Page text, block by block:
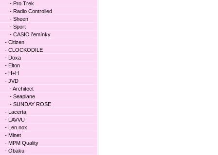
- Pro Trek
- Radio Controlled
- Sheen
- Sport
- CASIO řemínky
- Citizen
- CLOCKODILE
- Doxa
- Elton
- H+H
- JVD
- Architect
- Seaplane
- SUNDAY ROSE
- Lacerta
- LAVVU
- Len.nox
- Minet
- MPM Quality
- Obaku